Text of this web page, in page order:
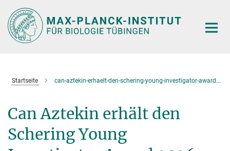
Hauptinhalt
Startseite can-aztekin-erhaelt-den-schering-young-investigator-award-2026
Can Aztekin erhält den
Schering Young